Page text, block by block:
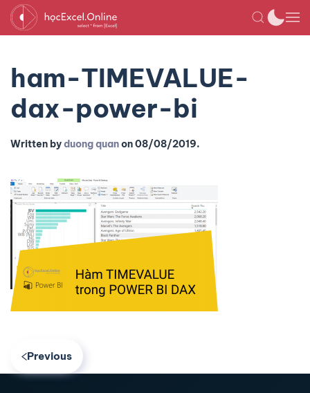
ham-TIMEVALUE-
dax-power-bi
Written byduong quanon08/08/2019.
Previous